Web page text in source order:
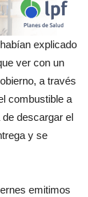
explicado
ver con un
a través
combustible a
descargar el
y se
emitimos